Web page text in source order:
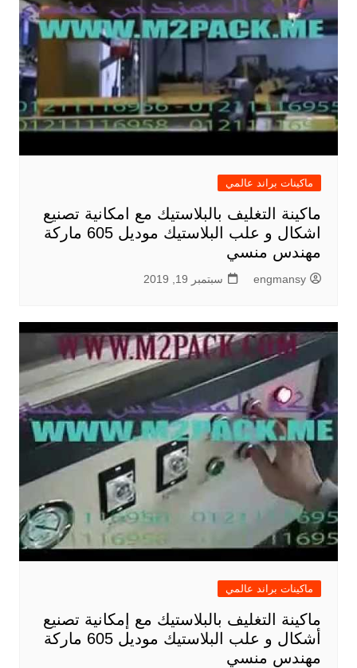
ماكينات براند عالمي
ماكينة التغليف بالبلاستيك مع امكانية تصنيع
اشكال و علب البلاستيك موديل 605 ماركة
مهندس منسي
engmansy سبتمبر 19, 2019
ماكينات براند عالمي
ماكينة التغليف بالبلاستيك مع إمكانية تصنيع
أشكال و علب البلاستيك موديل 605 ماركة
مهندس منسي